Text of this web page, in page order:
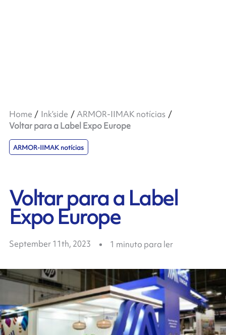
Home Ink’side
ARMOR-IIMAK notícias
Voltar para a Label Expo Europe
ARMOR-IIMAK notícias
Voltar para a Label
Expo Europe
September 11th, 2023 1 minuto para ler